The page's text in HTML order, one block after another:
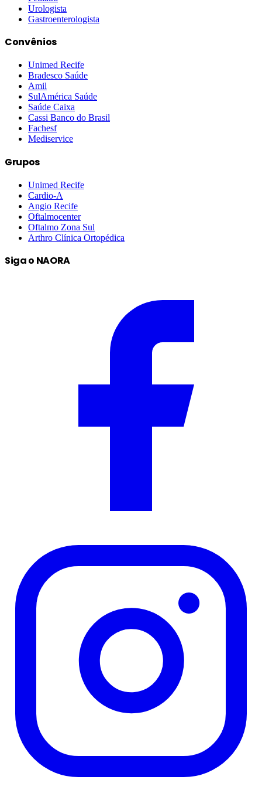
Urologista
Gastroenterologista
Convênios
Unimed Recife
Bradesco Saúde
Amil
SulAmérica Saúde
Saúde Caixa
Cassi Banco do Brasil
Fachesf
Mediservice
Grupos
Unimed Recife
Cardio-A
Angio Recife
Oftalmocenter
Oftalmo Zona Sul
Arthro Clínica Ortopédica
Siga o NAORA